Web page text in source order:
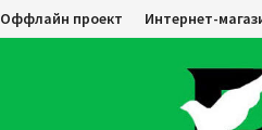
Оффлайн проект Интернет-